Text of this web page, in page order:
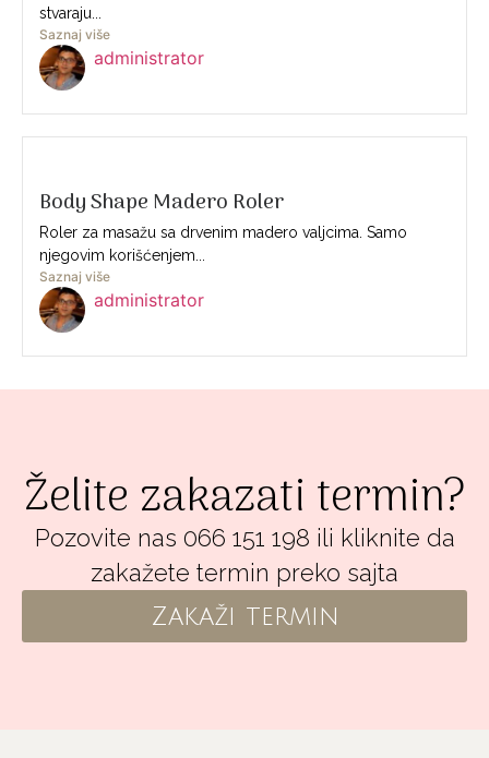
stvaraju...
Saznaj više
administrator
Body Shape Madero Roler
Roler za masažu sa drvenim madero valjcima. Samo
njegovim korišćenjem...
Saznaj više
administrator
Želite zakazati termin?
Pozovite nas 066 151 198 ili kliknite da
zakažete termin preko sajta
Zakaži termin